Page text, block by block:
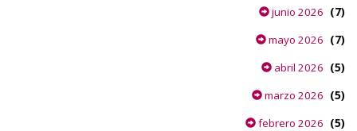
junio 2026 (7)
mayo 2026 (7)
abril 2026 (5)
marzo 2026 (5)
febrero 2026 (5)